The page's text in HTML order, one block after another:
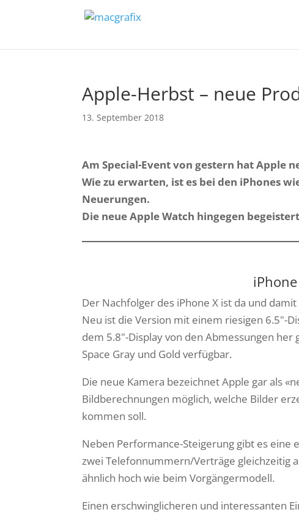
Apple-Herbst – neue
13. September 2018
Am Special-Event von gestern hat Apple
Wie zu erwarten, ist es bei den iPhones
Neuerungen.
Die neue Apple Watch hingegen
Der Nachfolger des iPhone X ist da und
Neu ist die Version mit einem riesigen 6.5"-
dem 5.8"-Display von den Abmessungen her
Space Gray und Gold verfügbar.
Die neue Kamera bezeichnet Apple gar als
Bildberechnungen möglich, welche Bilder
kommen soll.
Neben Performance-Steigerung gibt es eine
zwei Telefonnummern/Verträge gleichzeitig
ähnlich hoch wie beim Vorgängermodell.
Einen erschwinglicheren und interessanten